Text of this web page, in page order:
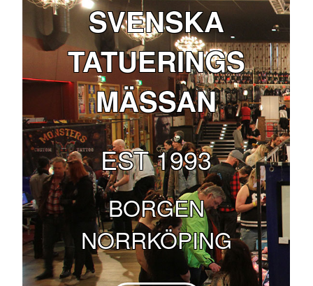
SVENSKA
TATUERINGS
MÄSSAN
EST 1993
BORGEN
NORRKÖPING